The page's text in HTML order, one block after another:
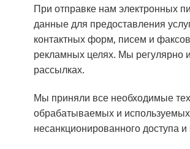
При отправке нам электронных
данные для предоставления
контактных форм, писем и
рекламных целях. Мы
рассылках.
Мы приняли все необходимые
обрабатываемых и
несанкционированного доступа